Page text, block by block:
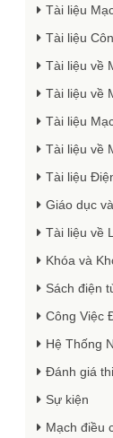
Tài liệu
Tài liệu
Tài liệu về
Tài liệu về
Tài liệu
Tài liệu về
Tài liệu
Giáo dục
Tài liệu về
Khóa và
Sách điện
Công Việc
Hệ Thống
Đánh giá
Sự kiện
Mạch điều